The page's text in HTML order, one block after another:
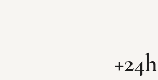
+24h